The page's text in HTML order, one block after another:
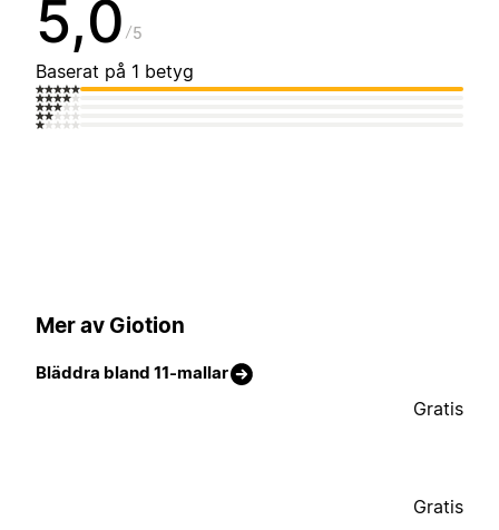
5,0 5
Baserat på 1 betyg
Mer av Giotion
Bläddra bland 11-mallar
Gratis
Gratis